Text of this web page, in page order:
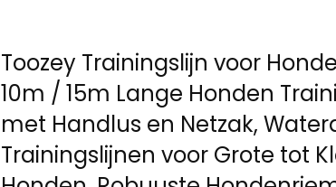
Toozey Trainingslijn voor
10m / 15m Lange Honden
met Handlus en Netzak,
Trainingslijnen voor Grote tot